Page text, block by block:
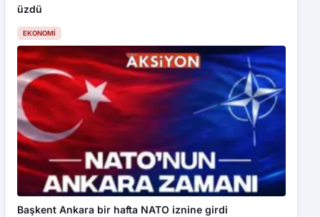
üzdü
EKONOMI
Başkent Ankara bir hafta NATO iznine girdi